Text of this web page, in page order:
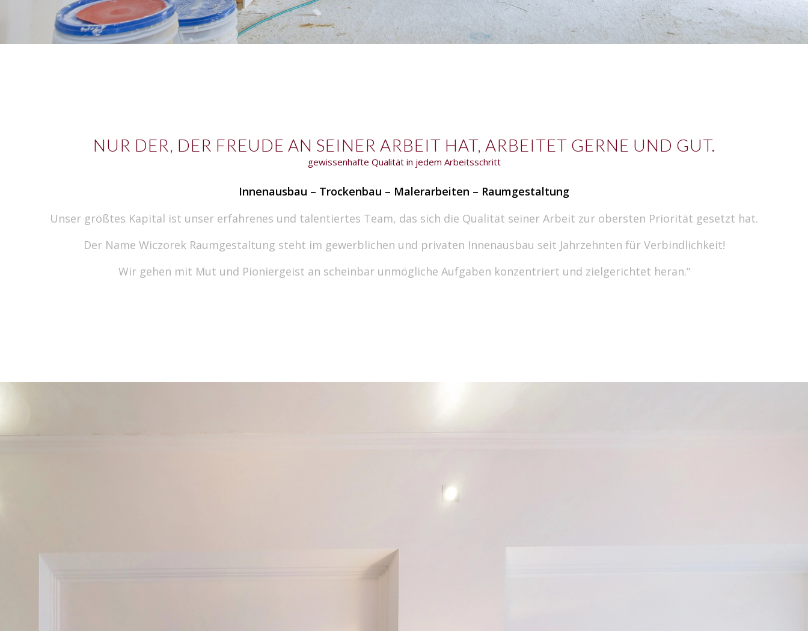
NUR DER, DER FREUDE AN SEINER ARBEIT HAT, ARBEITET GERNE UND GUT.
gewissenhafte Qualität in jedem Arbeitsschritt
Innenausbau – Trockenbau – Malerarbeiten – Raumgestaltung
Unser größtes Kapital ist unser erfahrenes und talentiertes Team, das sich die Qualität seiner Arbeit zur obersten Priorität gesetzt hat.
Der Name Wiczorek Raumgestaltung steht im gewerblichen und privaten Innenausbau seit Jahrzehnten für Verbindlichkeit!
Wir gehen mit Mut und Pioniergeist an scheinbar unmögliche Aufgaben konzentriert und zielgerichtet heran.“